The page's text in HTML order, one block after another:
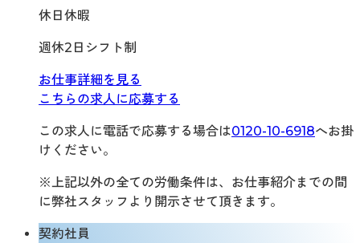
休日休暇
週休2日シフト制
お仕事詳細を見る
こちらの求人に応募する
この求人に電話で応募する場合は0120-10-6918へお掛
けください。
※上記以外の全ての労働条件は、お仕事紹介までの間
に弊社スタッフより開示させて頂きます。
契約社員